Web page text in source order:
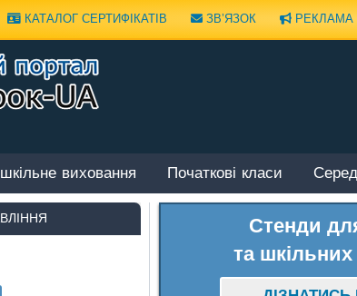
КАТАЛОГ СЕРТИФІКАТІВ ЗВ’ЯЗОК РЕКЛАМА
виховання Початкові класи
Стенди
та шкільних